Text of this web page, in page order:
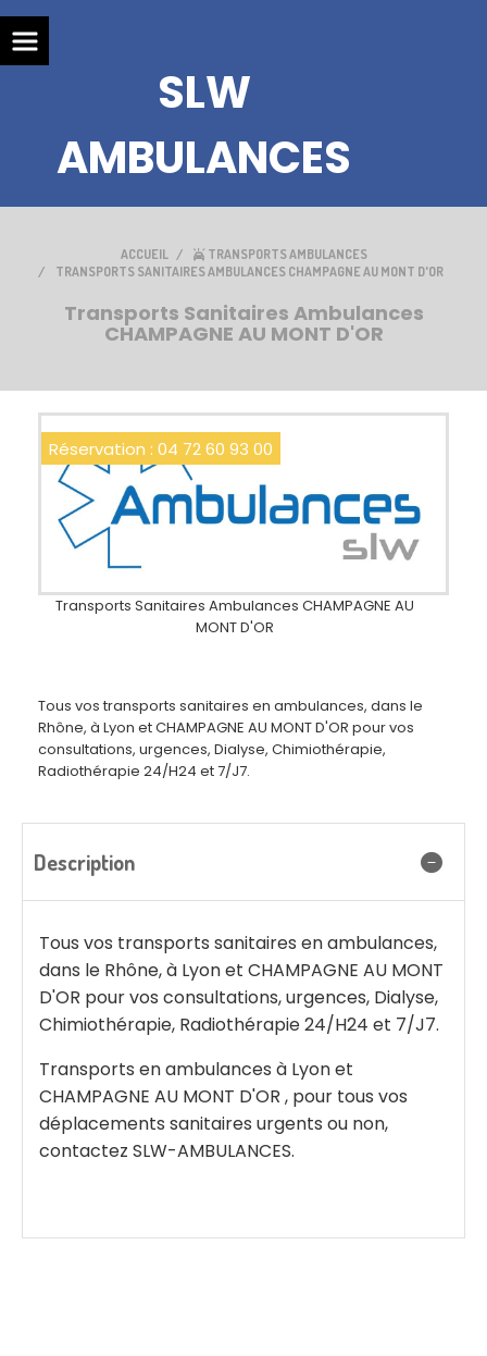
SLW
AMBULANCES
ACCUEIL
TRANSPORTS AMBULANCES
TRANSPORTS SANITAIRES AMBULANCES CHAMPAGNE AU MONT D'OR
Transports Sanitaires Ambulances
CHAMPAGNE AU MONT D'OR
Réservation : 04 72 60 93 00
Transports Sanitaires Ambulances CHAMPAGNE AU
MONT D'OR
Tous vos transports sanitaires en ambulances, dans le
Rhône, à Lyon et CHAMPAGNE AU MONT D'OR pour vos
consultations, urgences, Dialyse, Chimiothérapie,
Radiothérapie 24/H24 et 7/J7.
Description
Tous vos transports sanitaires en ambulances,
dans le Rhône, à Lyon et CHAMPAGNE AU MONT
D'OR pour vos consultations, urgences, Dialyse,
Chimiothérapie, Radiothérapie 24/H24 et 7/J7.
Transports en ambulances à Lyon et
CHAMPAGNE AU MONT D'OR , pour tous vos
déplacements sanitaires urgents ou non,
contactez SLW-AMBULANCES.